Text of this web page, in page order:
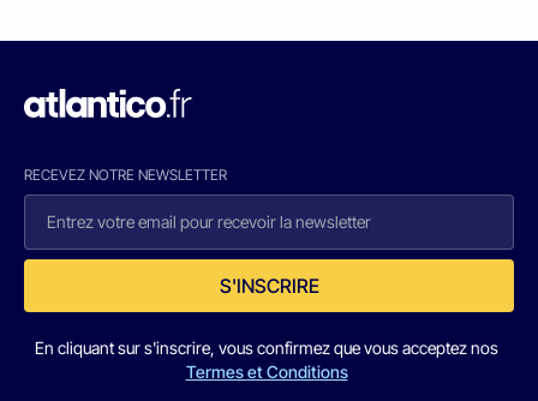
RECEVEZ NOTRE NEWSLETTER
S'INSCRIRE
En cliquant sur s'inscrire, vous confirmez que vous acceptez nos
Termes et Conditions